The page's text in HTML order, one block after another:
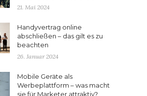
21. Mai 2024
Handyvertrag online
abschließen – das gilt es zu
beachten
26. Januar 2024
Mobile Geräte als
Werbeplattform – was macht
sie für Marketer attraktiv?